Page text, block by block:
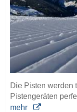
Die Pisten werden
Pistengeräten
mehr